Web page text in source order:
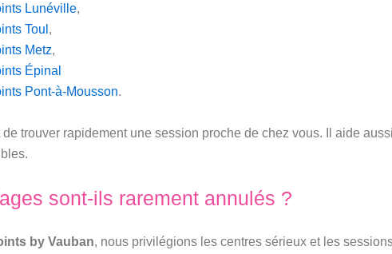
Lunéville,
Toul ,
Metz,
Épinal
Pont-à-Mousson.
trouver rapidement une session proche de chez vous. Il aide
sont-ils rarement annulés ?
by Vauban, nous privilégions les centres sérieux et les